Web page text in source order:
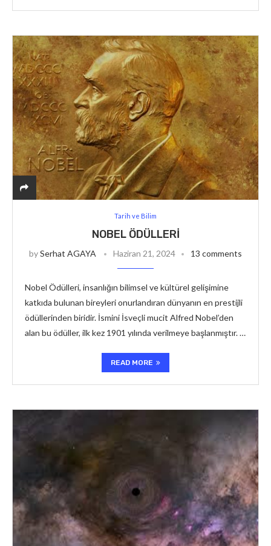
Tarih ve Bilim
NOBEL ÖDÜLLERI
bySerhat AGAYA Haziran 21, 2024 13 comments
Nobel Ödülleri, insanlığın bilimsel ve kültürel gelişimine
katkıda bulunan bireyleri onurlandıran dünyanın en prestijli
ödüllerinden biridir. İsmini İsveçli mucit Alfred Nobel’den
alan bu ödüller, ilk kez 1901 yılında verilmeye başlanmıştır. …
READ MORE